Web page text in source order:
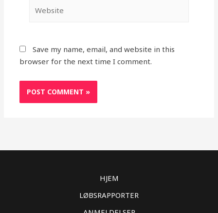
Save my name, email, and website in this
browser for the next time I comment.
HJEM
LØBSRAPPORTER